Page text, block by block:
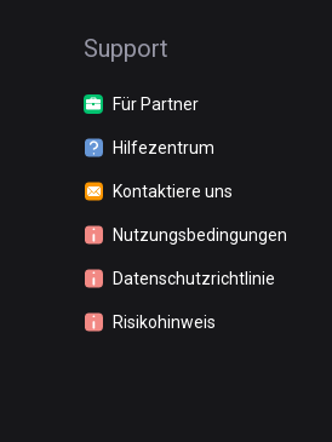
Support
Für Partner
Hilfezentrum
Kontaktiere uns
Nutzungsbedingungen
Datenschutzrichtlinie
Risikohinweis